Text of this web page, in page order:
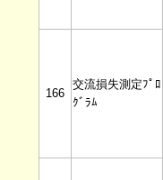
166
交流損失測定ﾌﾟﾛ
ｸﾞﾗﾑ